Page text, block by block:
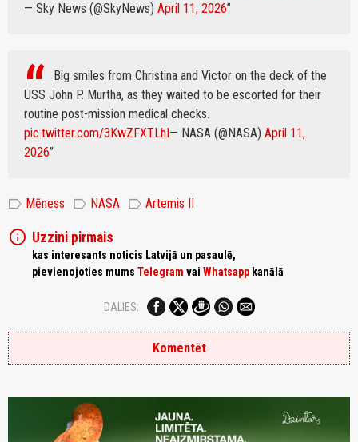
— Sky News (@SkyNews) April 11, 2026
Big smiles from Christina and Victor on the deck of the
USS John P. Murtha, as they waited to be escorted for their
routine post-mission medical checks.
pic.twitter.com/3KwZFXTLhI— NASA (@NASA) April 11,
2026
label Mēness label NASA label Artemis II
info Uzzini pirmais
kas interesants noticis Latvijā un pasaulē,
pievienojoties mums Telegram vai Whatsapp kanālā
DALIES:
Komentēt